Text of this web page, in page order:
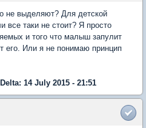
не выделяют? Для детской
все таки не стоит? Я просто
и того что малыш запулит
его. Или я не понимаю принцип
14 July 2015 - 21:51